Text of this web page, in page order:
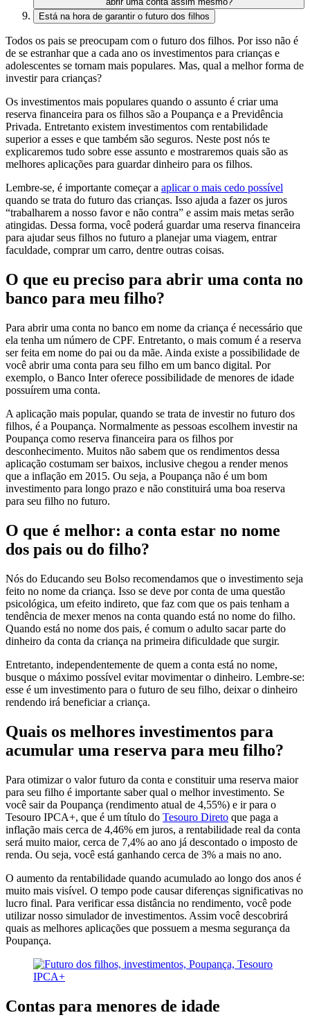
Está na hora de garantir o futuro dos filhos
Todos os pais se preocupam com o futuro dos filhos. Por isso não é
de se estranhar que a cada ano os investimentos para crianças e
adolescentes se tornam mais populares. Mas, qual a melhor forma de
investir para crianças?
Os investimentos mais populares quando o assunto é criar uma
reserva financeira para os filhos são a Poupança e a Previdência
Privada. Entretanto existem investimentos com rentabilidade
superior a esses e que também são seguros. Neste post nós te
explicaremos tudo sobre esse assunto e mostraremos quais são as
melhores aplicações para guardar dinheiro para os filhos.
Lembre-se, é importante começar a aplicar o mais cedo possível
quando se trata do futuro das crianças. Isso ajuda a fazer os juros
“trabalharem a nosso favor e não contra” e assim mais metas serão
atingidas. Dessa forma, você poderá guardar uma reserva financeira
para ajudar seus filhos no futuro a planejar uma viagem, entrar
faculdade, comprar um carro, dentre outras coisas.
O que eu preciso para abrir uma conta no
banco para meu filho?
Para abrir uma conta no banco em nome da criança é necessário que
ela tenha um número de CPF. Entretanto, o mais comum é a reserva
ser feita em nome do pai ou da mãe. Ainda existe a possibilidade de
você abrir uma conta para seu filho em um banco digital. Por
exemplo, o Banco Inter oferece possibilidade de menores de idade
possuírem uma conta.
A aplicação mais popular, quando se trata de investir no futuro dos
filhos, é a Poupança. Normalmente as pessoas escolhem investir na
Poupança como reserva financeira para os filhos por
desconhecimento. Muitos não sabem que os rendimentos dessa
aplicação costumam ser baixos, inclusive chegou a render menos
que a inflação em 2015. Ou seja, a Poupança não é um bom
investimento para longo prazo e não constituirá uma boa reserva
para seu filho no futuro.
O que é melhor: a conta estar no nome
dos pais ou do filho?
Nós do Educando seu Bolso recomendamos que o investimento seja
feito no nome da criança. Isso se deve por conta de uma questão
psicológica, um efeito indireto, que faz com que os pais tenham a
tendência de mexer menos na conta quando está no nome do filho.
Quando está no nome dos pais, é comum o adulto sacar parte do
dinheiro da conta da criança na primeira dificuldade que surgir.
Entretanto, independentemente de quem a conta está no nome,
busque o máximo possível evitar movimentar o dinheiro. Lembre-se:
esse é um investimento para o futuro de seu filho, deixar o dinheiro
rendendo irá beneficiar a criança.
Quais os melhores investimentos para
acumular uma reserva para meu filho?
Para otimizar o valor futuro da conta e constituir uma reserva maior
para seu filho é importante saber qual o melhor investimento. Se
você sair da Poupança (rendimento atual de 4,55%) e ir para o
Tesouro IPCA+, que é um título do Tesouro Direto que paga a
inflação mais cerca de 4,46% em juros, a rentabilidade real da conta
será muito maior, cerca de 7,4% ao ano já descontado o imposto de
renda. Ou seja, você está ganhando cerca de 3% a mais no ano.
O aumento da rentabilidade quando acumulado ao longo dos anos é
muito mais visível. O tempo pode causar diferenças significativas no
lucro final. Para verificar essa distância no rendimento, você pode
utilizar nosso simulador de investimentos. Assim você descobrirá
quais as melhores aplicações que possuem a mesma segurança da
Poupança.
Contas para menores de idade